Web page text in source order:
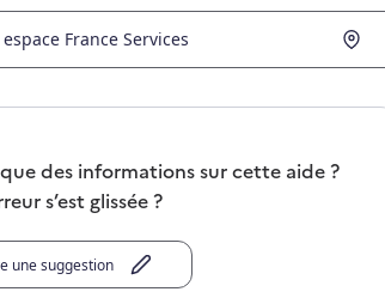
France Services
des informations sur cette aide ?
s’est glissée ?
une suggestion